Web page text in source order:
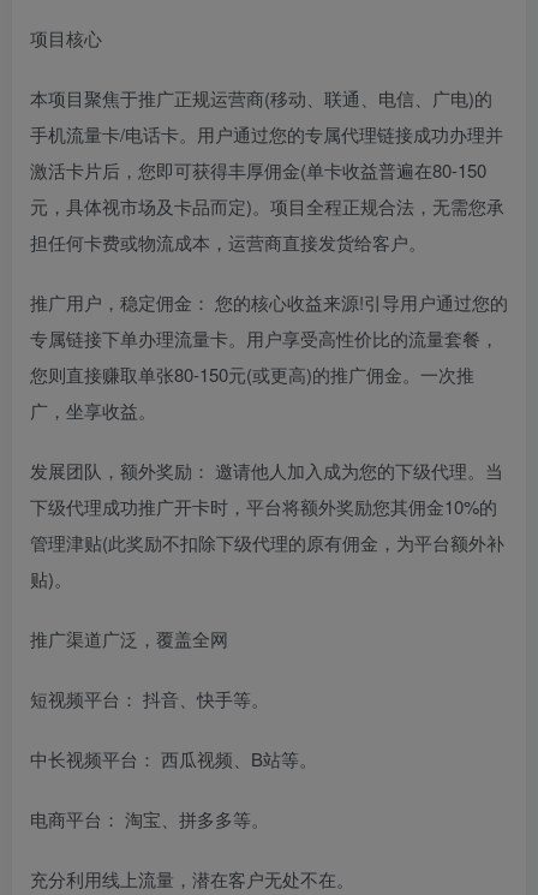
项目核心
本项目聚焦于推广正规运营商(移动、联通、电信、广电)的
手机流量卡/电话卡。用户通过您的专属代理链接成功办理并
激活卡片后，您即可获得丰厚佣金(单卡收益普遍在80-150
元，具体视市场及卡品而定)。项目全程正规合法，无需您承
担任何卡费或物流成本，运营商直接发货给客户。
推广用户，稳定佣金： 您的核心收益来源!引导用户通过您的
专属链接下单办理流量卡。用户享受高性价比的流量套餐，
您则直接赚取单张80-150元(或更高)的推广佣金。一次推
广，坐享收益。
发展团队，额外奖励： 邀请他人加入成为您的下级代理。当
下级代理成功推广开卡时，平台将额外奖励您其佣金10%的
管理津贴(此奖励不扣除下级代理的原有佣金，为平台额外补
贴)。
推广渠道广泛，覆盖全网
短视频平台： 抖音、快手等。
中长视频平台： 西瓜视频、B站等。
电商平台： 淘宝、拼多多等。
充分利用线上流量，潜在客户无处不在。